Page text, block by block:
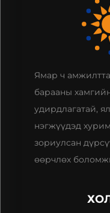
Ямар ч
барааны
удирдлагатай,
нэгжүүдэд
зориулсан
өөрчлөх